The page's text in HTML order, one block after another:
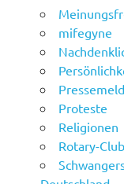
mifegyne
Proteste
Religionen
Rotary-